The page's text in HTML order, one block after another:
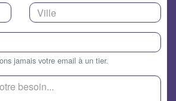
jamais votre email à un tier.